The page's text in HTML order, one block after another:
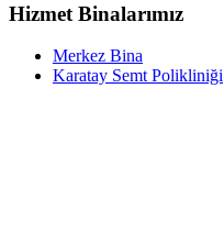
Hizmet Binalarımız
Merkez Bina
Karatay Semt Polikliniği